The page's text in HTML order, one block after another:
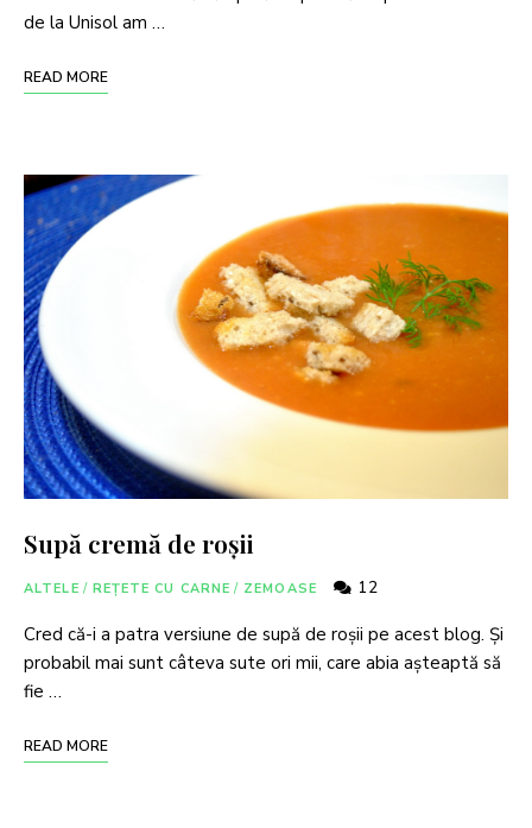
de la Unisol am …
READ MORE
Supă cremă de roșii
ALTELE / REȚETE CU CARNE / ZEMOASE 12
Cred că-i a patra versiune de supă de roșii pe acest blog. Și
probabil mai sunt câteva sute ori mii, care abia așteaptă să
fie …
READ MORE